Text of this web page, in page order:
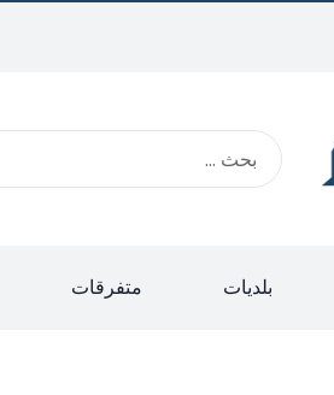
بلديات متفرقات